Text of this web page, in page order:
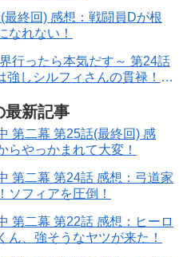
終回) 感想：戦闘員Dが根
なれない！
行ったら本気だす～ 第24話
強しシルフィさんの貫禄！ノ
最新記事
第二幕 第25話(最終回) 感
らやっかまれて大変！
第二幕 第24話 感想：弓道家
ソフィアを圧倒！
第二幕 第22話 感想：ヒーロ
ん、強そうなヤツが来た！